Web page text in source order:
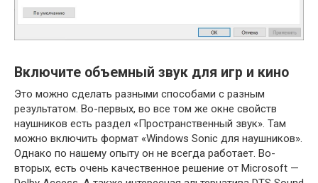
Включите объемный звук для игр и кино
Это можно сделать разными способами с разным
результатом. Во-первых, во все том же окне свойств
наушников есть раздел «Пространственный звук». Там
можно включить формат «Windows Sonic для наушников».
Однако по нашему опыту он не всегда работает. Во-
вторых, есть очень качественное решение от Microsoft —